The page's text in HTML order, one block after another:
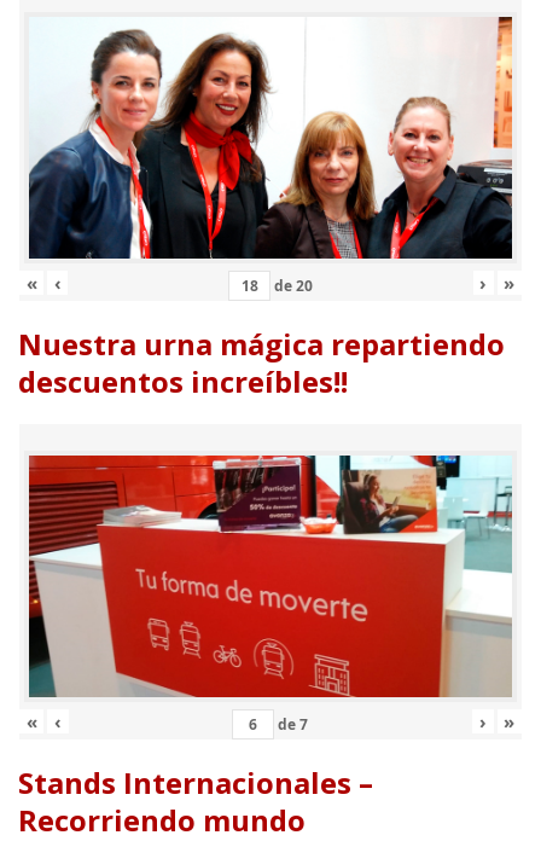
« ‹ de20 › »
Nuestra urna mágica repartiendo
descuentos increíbles!!
« ‹ de7 › »
Stands Internacionales –
Recorriendo mundo